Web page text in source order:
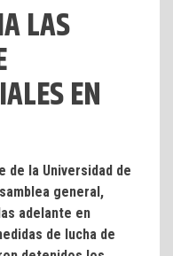
LAS
EN
de la Universidad de
general,
adelante en
de lucha de